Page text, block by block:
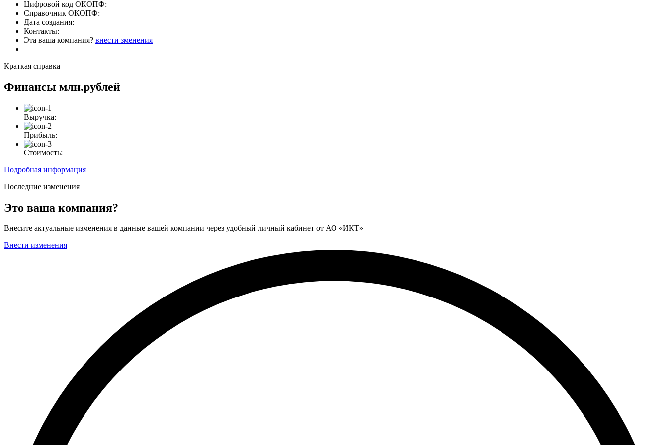
Цифровой код ОКОПФ:
Справочник ОКОПФ:
Дата создания:
Контакты:
Эта ваша компания? внести зменения
Краткая справка
Финансы млн.рублей
Выручка:
Прибыль:
Стоимость:
Подробная информация
Последние изменения
Это ваша компания?
Внесите актуальные изменения в данные вашей компании через удобный личный кабинет от АО «ИКТ»
Внести изменения